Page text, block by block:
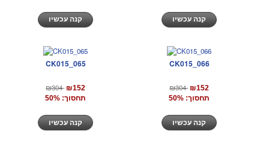
CK015_065
₪304 ₪152
תחסוך: 50%
CK015_066
₪304 ₪152
תחסוך: 50%